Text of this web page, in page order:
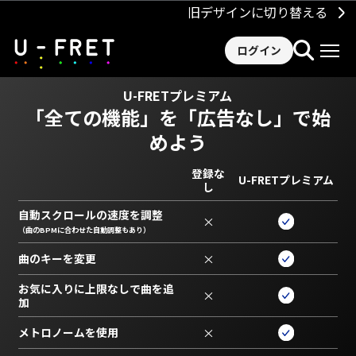
旧デザインに切り替える
ログイン
U-FRETプレミアム
「全ての機能」を 「広告なし」で始
めよう
登録な
し
U-FRETプレミアム
自動スクロールの速度を調整
（曲のBPMに合わせた自動調整もあり） ×
曲のキーを変更 ×
お気に入りに上限なしで曲を追
加
×
メトロノームを使用 ×